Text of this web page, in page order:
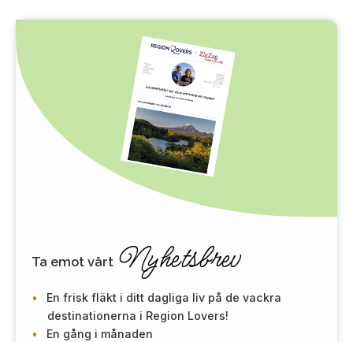
Ta emot vårt Nyhetsbrev
En frisk fläkt i ditt dagliga liv på de vackra
destinationerna i Region Lovers!
En gång i månaden